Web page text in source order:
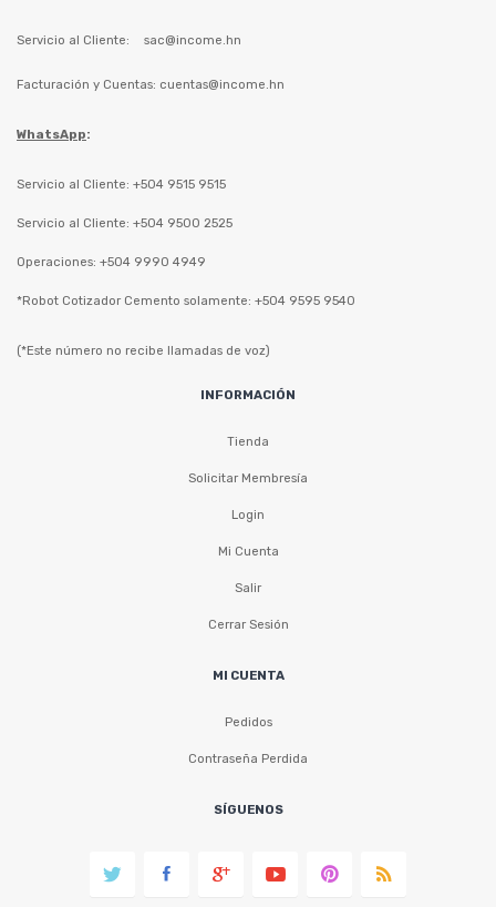
Servicio al Cliente: sac@income.hn
Facturación y Cuentas: cuentas@income.hn
WhatsApp:
Servicio al Cliente: +504 9515 9515
Servicio al Cliente: +504 9500 2525
Operaciones: +504 9990 4949
*Robot Cotizador Cemento solamente: +504 9595 9540
(*Este número no recibe llamadas de voz)
INFORMACIÓN
Tienda
Solicitar Membresía
Login
Mi Cuenta
Salir
Cerrar Sesión
MI CUENTA
Pedidos
Contraseña Perdida
SÍGUENOS